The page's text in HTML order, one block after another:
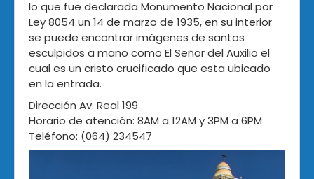
lo que fue declarada Monumento Nacional por
Ley 8054 un 14 de marzo de 1935, en su interior
se puede encontrar imágenes de santos
esculpidos a mano como El Señor del Auxilio el
cual es un cristo crucificado que esta ubicado
en la entrada.
Dirección Av. Real 199
Horario de atención: 8AM a 12AM y 3PM a 6PM
Teléfono: (064) 234547